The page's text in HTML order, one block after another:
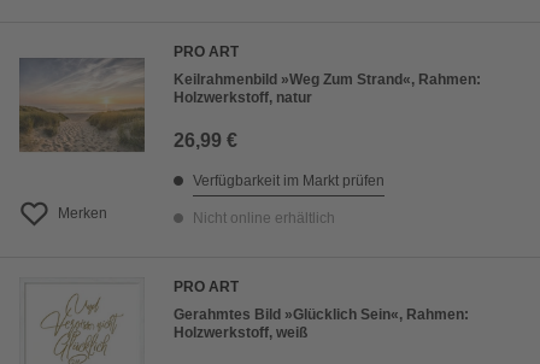
Merken
PRO ART
Keilrahmenbild »Weg Zum Strand«, Rahmen:
Holzwerkstoff, natur
26,99 €
Verfügbarkeit im Markt prüfen
Nicht online erhältlich
PRO ART
Gerahmtes Bild »Glücklich Sein«, Rahmen:
Holzwerkstoff, weiß